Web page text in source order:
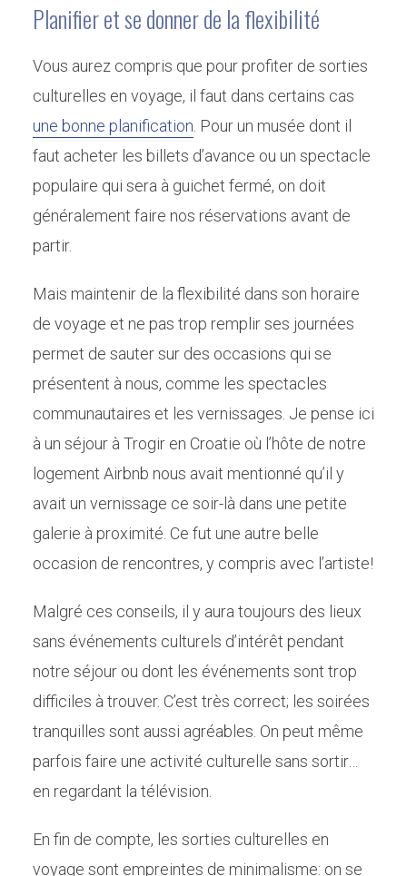
Planifier et se donner de la flexibilité
Vous aurez compris que pour profiter de sorties
culturelles en voyage, il faut dans certains cas
une bonne planification . Pour un musée dont il
faut acheter les billets d’avance ou un spectacle
populaire qui sera à guichet fermé, on doit
généralement faire nos réservations avant de
partir.
Mais maintenir de la flexibilité dans son horaire
de voyage et ne pas trop remplir ses journées
permet de sauter sur des occasions qui se
présentent à nous, comme les spectacles
communautaires et les vernissages. Je pense ici
à un séjour à Trogir en Croatie où l’hôte de notre
logement Airbnb nous avait mentionné qu’il y
avait un vernissage ce soir-là dans une petite
galerie à proximité. Ce fut une autre belle
occasion de rencontres, y compris avec l’artiste!
Malgré ces conseils, il y aura toujours des lieux
sans événements culturels d’intérêt pendant
notre séjour ou dont les événements sont trop
difficiles à trouver. C’est très correct; les soirées
tranquilles sont aussi agréables. On peut même
parfois faire une activité culturelle sans sortir…
en regardant la télévision.
En fin de compte, les sorties culturelles en
voyage sont empreintes de minimalisme: on se